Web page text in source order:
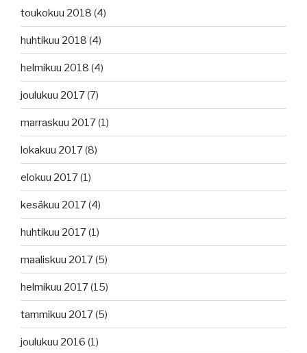
toukokuu 2018 (4)
huhtikuu 2018 (4)
helmikuu 2018 (4)
joulukuu 2017(7)
marraskuu 2017(1)
lokakuu 2017(8)
elokuu 2017(1)
kesäkuu 2017(4)
huhtikuu 2017(1)
maaliskuu 2017(5)
helmikuu 2017(15)
tammikuu 2017(5)
joulukuu 2016 (1)